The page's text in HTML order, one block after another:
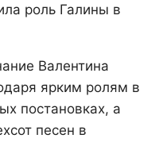
роль Галины в
Валентина
ярким ролям в
постановках, а
песен в